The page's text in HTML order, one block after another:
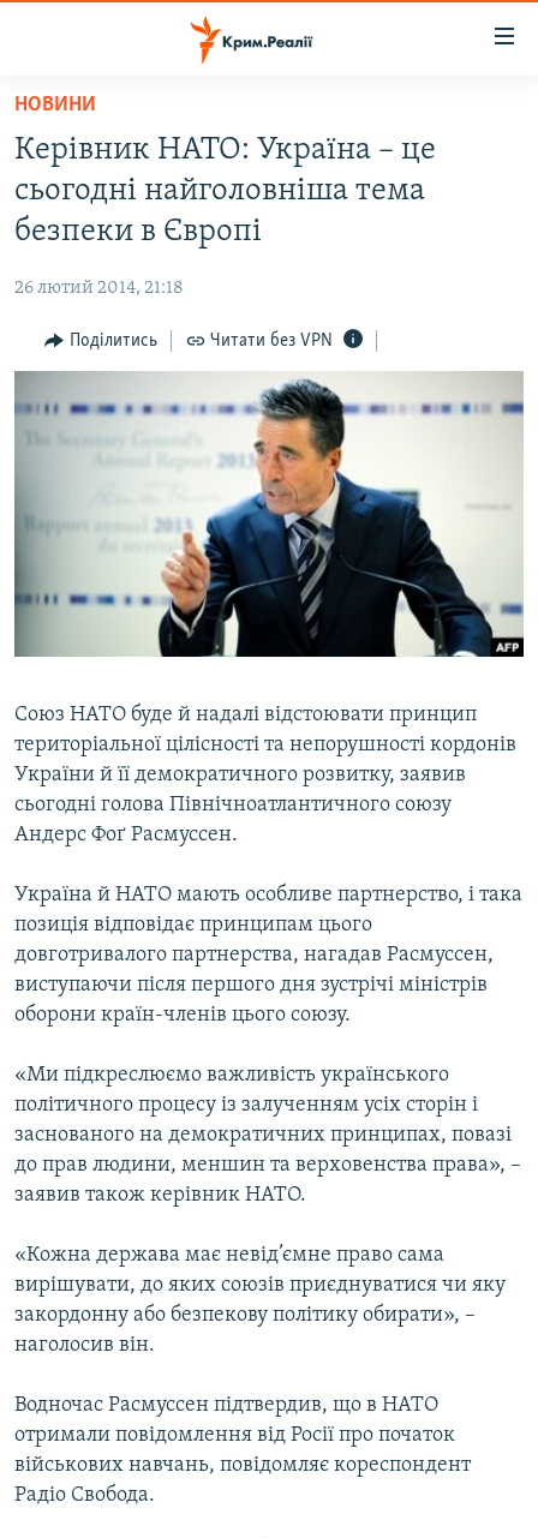
Перейти
основного
матеріалу
Перейти
до
основної
Перейти
до
ВОДА.КРИМ
ВІДЕО ТА ФОТО
БЛОГИ
ПОГЛЯД
ВСЕ ЗА ДЕНЬ
СПЕЦПРОЕКТИ
ВІДЕОУРОКИ «ELIFBE»
СВІДЧЕННЯ ОКУПАЦІЇ
УКРАЇНСЬКА ПРОБЛЕМА КРИМУ
ЯК ОБІЙТИ БЛОКУВАННЯ
Усі сайти RFE/RL
НОВИНИ
Керівник НАТО: Україна – це
сьогодні найголовніша тема
безпеки в Європі
26 лютий 2014, 21:18
Поділитись Читати без VPN
Союз НАТО буде й надалі відстоювати принцип
територіальної цілісності та непорушності кордонів
України й її демократичного розвитку, заявив
сьогодні голова Північноатлантичного союзу
Андерс Фоґ Расмуссен.
Україна й НАТО мають особливе партнерство, і така
позиція відповідає принципам цього
довготривалого партнерства, нагадав Расмуссен,
виступаючи після першого дня зустрічі міністрів
оборони країн-членів цього союзу.
«Ми підкреслюємо важливість українського
політичного процесу із залученням усіх сторін і
заснованого на демократичних принципах, повазі
до прав людини, меншин та верховенства права», –
заявив також керівник НАТО.
«Кожна держава має невід’ємне право сама
вирішувати, до яких союзів приєднуватися чи яку
закордонну або безпекову політику обирати», –
наголосив він.
Водночас Расмуссен підтвердив, що в НАТО
отримали повідомлення від Росії про початок
військових навчань, повідомляє кореспондент
Радіо Свобода.